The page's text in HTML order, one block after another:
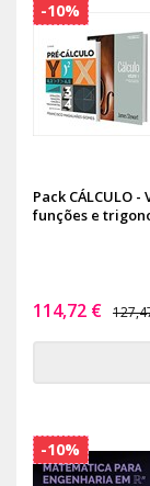
Pack CÁLCULO
funções e
114,72 €
-10%
-10%